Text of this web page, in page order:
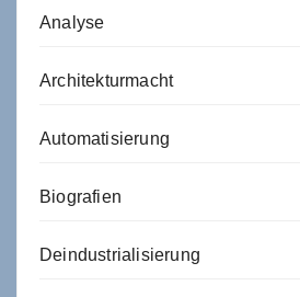
Analyse
Architekturmacht
Automatisierung
Biografien
Deindustrialisierung